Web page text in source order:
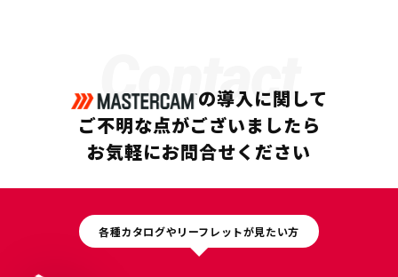
Contact
の導入に関して
ご不明な点がございましたら
お気軽にお問合せください
各種カタログやリーフレットが見たい方